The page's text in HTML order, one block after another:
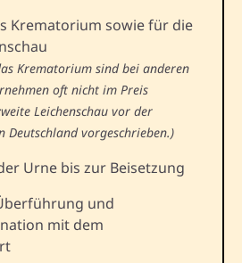
Krematorium sowie für die
Krematorium sind bei anderen
oft nicht im Preis
Leichenschau vor der
Deutschland vorgeschrieben.)
Urne bis zur Beisetzung
und
mit dem